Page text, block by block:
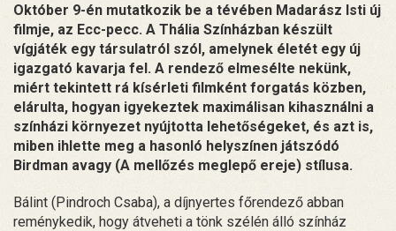
Október 9-én mutatkozik be a tévében Madarász Isti új
filmje, az Ecc-pecc. A Thália Színházban készült
vígjáték egy társulatról szól, amelynek életét egy új
igazgató kavarja fel. A rendező elmesélte nekünk,
miért tekintett rá kísérleti filmként forgatás közben,
elárulta, hogyan igyekeztek maximálisan kihasználni a
színházi környezet nyújtotta lehetőségeket, és azt is,
miben ihlette meg a hasonló helyszínen játszódó
Birdman avagy (A mellőzés meglepő ereje) stílusa.
Bálint (Pindroch Csaba), a díjnyertes főrendező abban
reménykedik, hogy átveheti a tönk szélén álló színház